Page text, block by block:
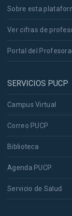
Sobre esta
Ver cifras de
Portal del
SERVICIOS PUCP
Campus Virtual
Correo PUCP
Biblioteca
Agenda PUCP
Servicio de Salud